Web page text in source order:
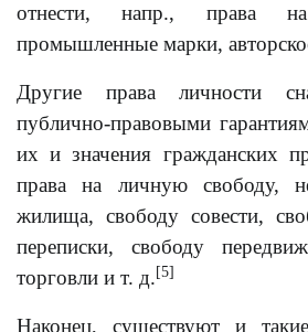
отнести, напр., права
промышленные марки,
Другие права личности
публично-правовыми
их и значения гражданских
права на личную свободу,
жилища, свободу совести,
переписки, свободу
торговли и т. д. [5]
Наконец, существуют и